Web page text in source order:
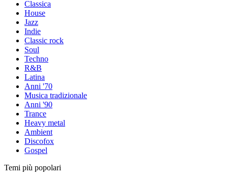
Classica
House
Jazz
Indie
Classic rock
Soul
Techno
R&B
Latina
Anni '70
Musica tradizionale
Anni '90
Trance
Heavy metal
Ambient
Discofox
Gospel
Temi più popolari